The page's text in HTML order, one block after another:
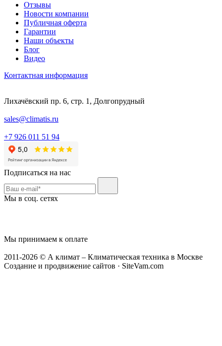
Отзывы
Новости компании
Публичная оферта
Гарантии
Наши объекты
Блог
Видео
Контактная информация
Лихачёвский пр. 6, стр. 1, Долгопрудный
sales@climatis.ru
+7 926 011 51 94
Подписаться на нас
Мы в соц. сетях
Мы принимаем к оплате
2011-2026 © А климат – Климатическая техника в Москве
Создание и продвижение сайтов · SiteVam.com